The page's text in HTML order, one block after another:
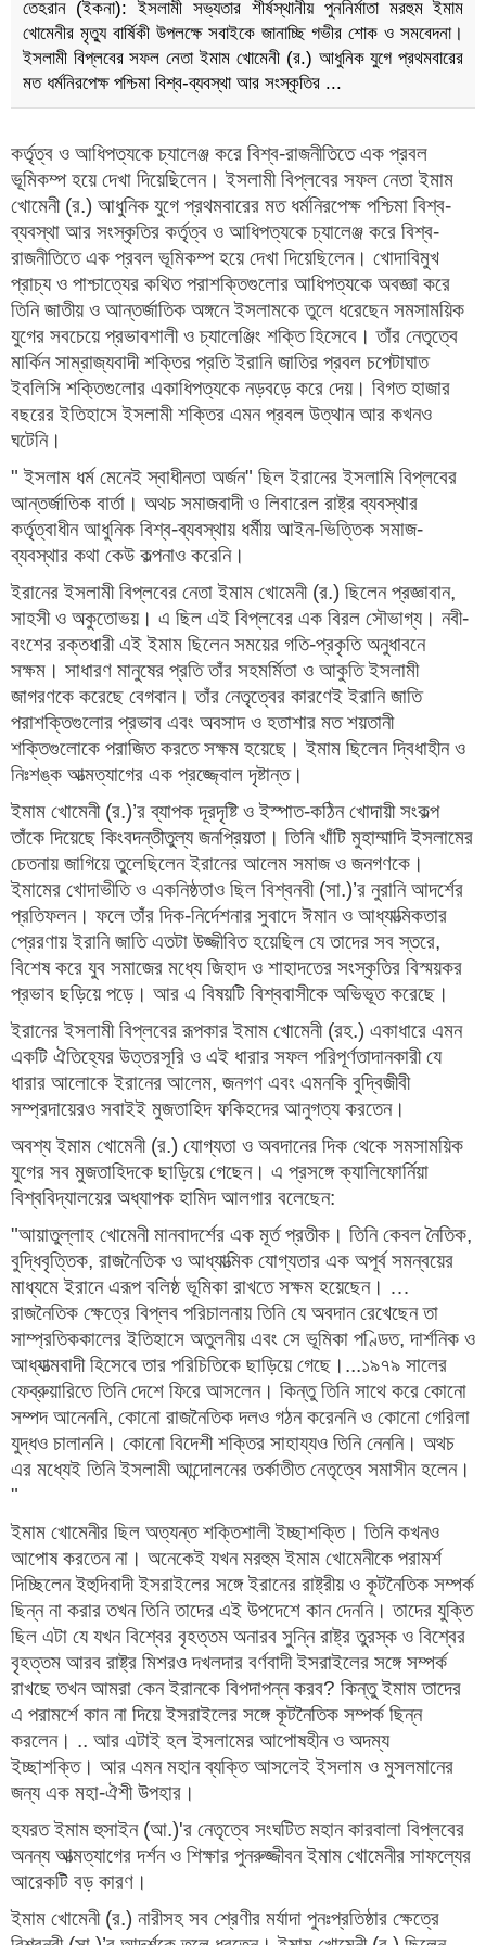
তেহরান (ইকনা): ইসলামী সভ্যতার শীর্ষস্থানীয় পুননির্মাতা মরহুম ইমাম
খোমেনীর মৃত্যু বার্ষিকী উপলক্ষে সবাইকে জানাচ্ছি গভীর শোক ও সমবেদনা।
ইসলামী বিপ্লবের সফল নেতা ইমাম খোমেনী (র.) আধুনিক যুগে প্রথমবারের
মত ধর্মনিরপেক্ষ পশ্চিমা বিশ্ব-ব্যবস্থা আর সংস্কৃতির ...
কর্তৃত্ব ও আধিপত্যকে চ্যালেঞ্জ করে বিশ্ব-রাজনীতিতে এক প্রবল
ভূমিকম্প হয়ে দেখা দিয়েছিলেন। ইসলামী বিপ্লবের সফল নেতা ইমাম
খোমেনী (র.) আধুনিক যুগে প্রথমবারের মত ধর্মনিরপেক্ষ পশ্চিমা বিশ্ব-
ব্যবস্থা আর সংস্কৃতির কর্তৃত্ব ও আধিপত্যকে চ্যালেঞ্জ করে বিশ্ব-
রাজনীতিতে এক প্রবল ভূমিকম্প হয়ে দেখা দিয়েছিলেন। খোদাবিমুখ
প্রাচ্য ও পাশ্চাত্যের কথিত পরাশক্তিগুলোর আধিপত্যকে অবজ্ঞা করে
তিনি জাতীয় ও আন্তর্জাতিক অঙ্গনে ইসলামকে তুলে ধরেছেন সমসাময়িক
যুগের সবচেয়ে প্রভাবশালী ও চ্যালেঞ্জিং শক্তি হিসেবে। তাঁর নেতৃত্বে
মার্কিন সাম্রাজ্যবাদী শক্তির প্রতি ইরানি জাতির প্রবল চপেটাঘাত
ইবলিসি শক্তিগুলোর একাধিপত্যকে নড়বড়ে করে দেয়। বিগত হাজার
বছরের ইতিহাসে ইসলামী শক্তির এমন প্রবল উত্থান আর কখনও
ঘটেনি।
" ইসলাম ধর্ম মেনেই স্বাধীনতা অর্জন" ছিল ইরানের ইসলামি বিপ্লবের
আন্তর্জাতিক বার্তা। অথচ সমাজবাদী ও লিবারেল রাষ্ট্র ব্যবস্থার
কর্তৃত্বাধীন আধুনিক বিশ্ব-ব্যবস্থায় ধর্মীয় আইন-ভিত্তিক সমাজ-
ব্যবস্থার কথা কেউ কল্পনাও করেনি।
ইরানের ইসলামী বিপ্লবের নেতা ইমাম খোমেনী (র.) ছিলেন প্রজ্ঞাবান,
সাহসী ও অকুতোভয়। এ ছিল এই বিপ্লবের এক বিরল সৌভাগ্য। নবী-
বংশের রক্তধারী এই ইমাম ছিলেন সময়ের গতি-প্রকৃতি অনুধাবনে
সক্ষম। সাধারণ মানুষের প্রতি তাঁর সহমর্মিতা ও আকুতি ইসলামী
জাগরণকে করেছে বেগবান। তাঁর নেতৃত্বের কারণেই ইরানি জাতি
পরাশক্তিগুলোর প্রভাব এবং অবসাদ ও হতাশার মত শয়তানী
শক্তিগুলোকে পরাজিত করতে সক্ষম হয়েছে। ইমাম ছিলেন দ্বিধাহীন ও
নিঃশঙ্ক আত্মত্যাগের এক প্রজ্জ্বোল দৃষ্টান্ত।
ইমাম খোমেনী (র.)’র ব্যাপক দূরদৃষ্টি ও ইস্পাত-কঠিন খোদায়ী সংকল্প
তাঁকে দিয়েছে কিংবদন্তীতুল্য জনপ্রিয়তা। তিনি খাঁটি মুহাম্মাদি ইসলামের
চেতনায় জাগিয়ে তুলেছিলেন ইরানের আলেম সমাজ ও জনগণকে।
ইমামের খোদাভীতি ও একনিষ্ঠতাও ছিল বিশ্বনবী (সা.)’র নুরানি আদর্শের
প্রতিফলন। ফলে তাঁর দিক-নির্দেশনার সুবাদে ঈমান ও আধ্যাত্মিকতার
প্রেরণায় ইরানি জাতি এতটা উজ্জীবিত হয়েছিল যে তাদের সব স্তরে,
বিশেষ করে যুব সমাজের মধ্যে জিহাদ ও শাহাদতের সংস্কৃতির বিস্ময়কর
প্রভাব ছড়িয়ে পড়ে। আর এ বিষয়টি বিশ্ববাসীকে অভিভূত করেছে।
ইরানের ইসলামী বিপ্লবের রূপকার ইমাম খোমেনী (রহ.) একাধারে এমন
একটি ঐতিহ্যের উত্তরসূরি ও এই ধারার সফল পরিপূর্ণতাদানকারী যে
ধারার আলোকে ইরানের আলেম, জনগণ এবং এমনকি বুদ্বিজীবী
সম্প্রদায়েরও সবাইই মুজতাহিদ ফকিহদের আনুগত্য করতেন।
অবশ্য ইমাম খোমেনী (র.) যোগ্যতা ও অবদানের দিক থেকে সমসাময়িক
যুগের সব মুজতাহিদকে ছাড়িয়ে গেছেন। এ প্রসঙ্গে ক্যালিফোর্নিয়া
বিশ্ববিদ্যালয়ের অধ্যাপক হামিদ আলগার বলেছেন:
"আয়াতুল্লাহ খোমেনী মানবাদর্শের এক মূর্ত প্রতীক। তিনি কেবল নৈতিক,
বুদ্ধিবৃত্তিক, রাজনৈতিক ও আধ্যাত্মিক যোগ্যতার এক অপূর্ব সমন্বয়ের
মাধ্যমে ইরানে এরূপ বলিষ্ঠ ভূমিকা রাখতে সক্ষম হয়েছেন। …
রাজনৈতিক ক্ষেত্রে বিপ্লব পরিচালনায় তিনি যে অবদান রেখেছেন তা
সাম্প্রতিককালের ইতিহাসে অতুলনীয় এবং সে ভূমিকা পণ্ডিত, দার্শনিক ও
আধ্যাত্মবাদী হিসেবে তার পরিচিতিকে ছাড়িয়ে গেছে।...১৯৭৯ সালের
ফেব্রুয়ারিতে তিনি দেশে ফিরে আসলেন। কিন্তু তিনি সাথে করে কোনো
সম্পদ আনেননি, কোনো রাজনৈতিক দলও গঠন করেননি ও কোনো গেরিলা
যুদ্ধও চালাননি। কোনো বিদেশী শক্তির সাহায্যও তিনি নেননি। অথচ
এর মধ্যেই তিনি ইসলামী আন্দোলনের তর্কাতীত নেতৃত্বে সমাসীন হলেন।
"
ইমাম খোমেনীর ছিল অত্যন্ত শক্তিশালী ইচ্ছাশক্তি। তিনি কখনও
আপোষ করতেন না। অনেকেই যখন মরহুম ইমাম খোমেনীকে পরামর্শ
দিচ্ছিলেন ইহুদিবাদী ইসরাইলের সঙ্গে ইরানের রাষ্ট্রীয় ও কূটনৈতিক সম্পর্ক
ছিন্ন না করার তখন তিনি তাদের এই উপদেশে কান দেননি। তাদের যুক্তি
ছিল এটা যে যখন বিশ্বের বৃহত্তম অনারব সুন্নি রাষ্ট্র তুরস্ক ও বিশ্বের
বৃহত্তম আরব রাষ্ট্র মিশরও দখলদার বর্ণবাদী ইসরাইলের সঙ্গে সম্পর্ক
রাখছে তখন আমরা কেন ইরানকে বিপদাপন্ন করব? কিন্তু ইমাম তাদের
এ পরামর্শে কান না দিয়ে ইসরাইলের সঙ্গে কূটনৈতিক সম্পর্ক ছিন্ন
করলেন। .. আর এটাই হল ইসলামের আপোষহীন ও অদম্য
ইচ্ছাশক্তি। আর এমন মহান ব্যক্তি আসলেই ইসলাম ও মুসলমানের
জন্য এক মহা-ঐশী উপহার।
হযরত ইমাম হুসাইন (আ.)'র নেতৃত্বে সংঘটিত মহান কারবালা বিপ্লবের
অনন্য আত্মত্যাগের দর্শন ও শিক্ষার পুনরুজ্জীবন ইমাম খোমেনীর সাফল্যের
আরেকটি বড় কারণ।
ইমাম খোমেনী (র.) নারীসহ সব শ্রেণীর মর্যাদা পুনঃপ্রতিষ্ঠার ক্ষেত্রে